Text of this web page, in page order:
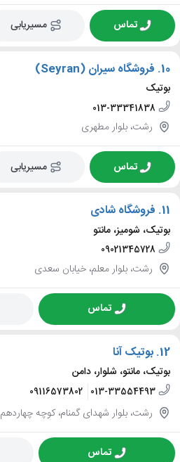
تماس مسیریابی
10. فروشگاه سیران (Seyran)
بوتیک
013-33341838
رشت، بلوار مطهری
تماس مسیریابی
11. فروشگاه شادی
بوتیک، شومیز، مانتو
09021345728
رشت، بلوار معلم، خیابان سعدی
تماس
12. بوتیک آنا
بوتیک، مانتو، شلوار، دامن
013-33554493
09116573802
رشت، بلوار شهدای گمنام، کوچه چهاردهم
تماس